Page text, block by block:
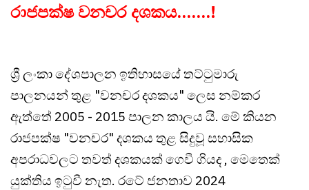
රාජපක්ෂ වනචර දශකය.......!
ශ්‍රී ලංකා දේශපාලන ඉතිහාසයේ තට්ටුමාරු
පාලනයන් තුළ "වනචර දශකය" ලෙස නම්කර
ඇත්තේ 2005 - 2015 පාලන කාලය යි. මේ කියන
රාජපක්ෂ "වනචර" දශකය තුළ සිදුවූ සහාසික
අපරාධවලට තවත් දශකයක් ගෙවී ගියද , මෙතෙක්
යුක්තිය ඉටුවී නැත. රටේ ජනතාව 2024